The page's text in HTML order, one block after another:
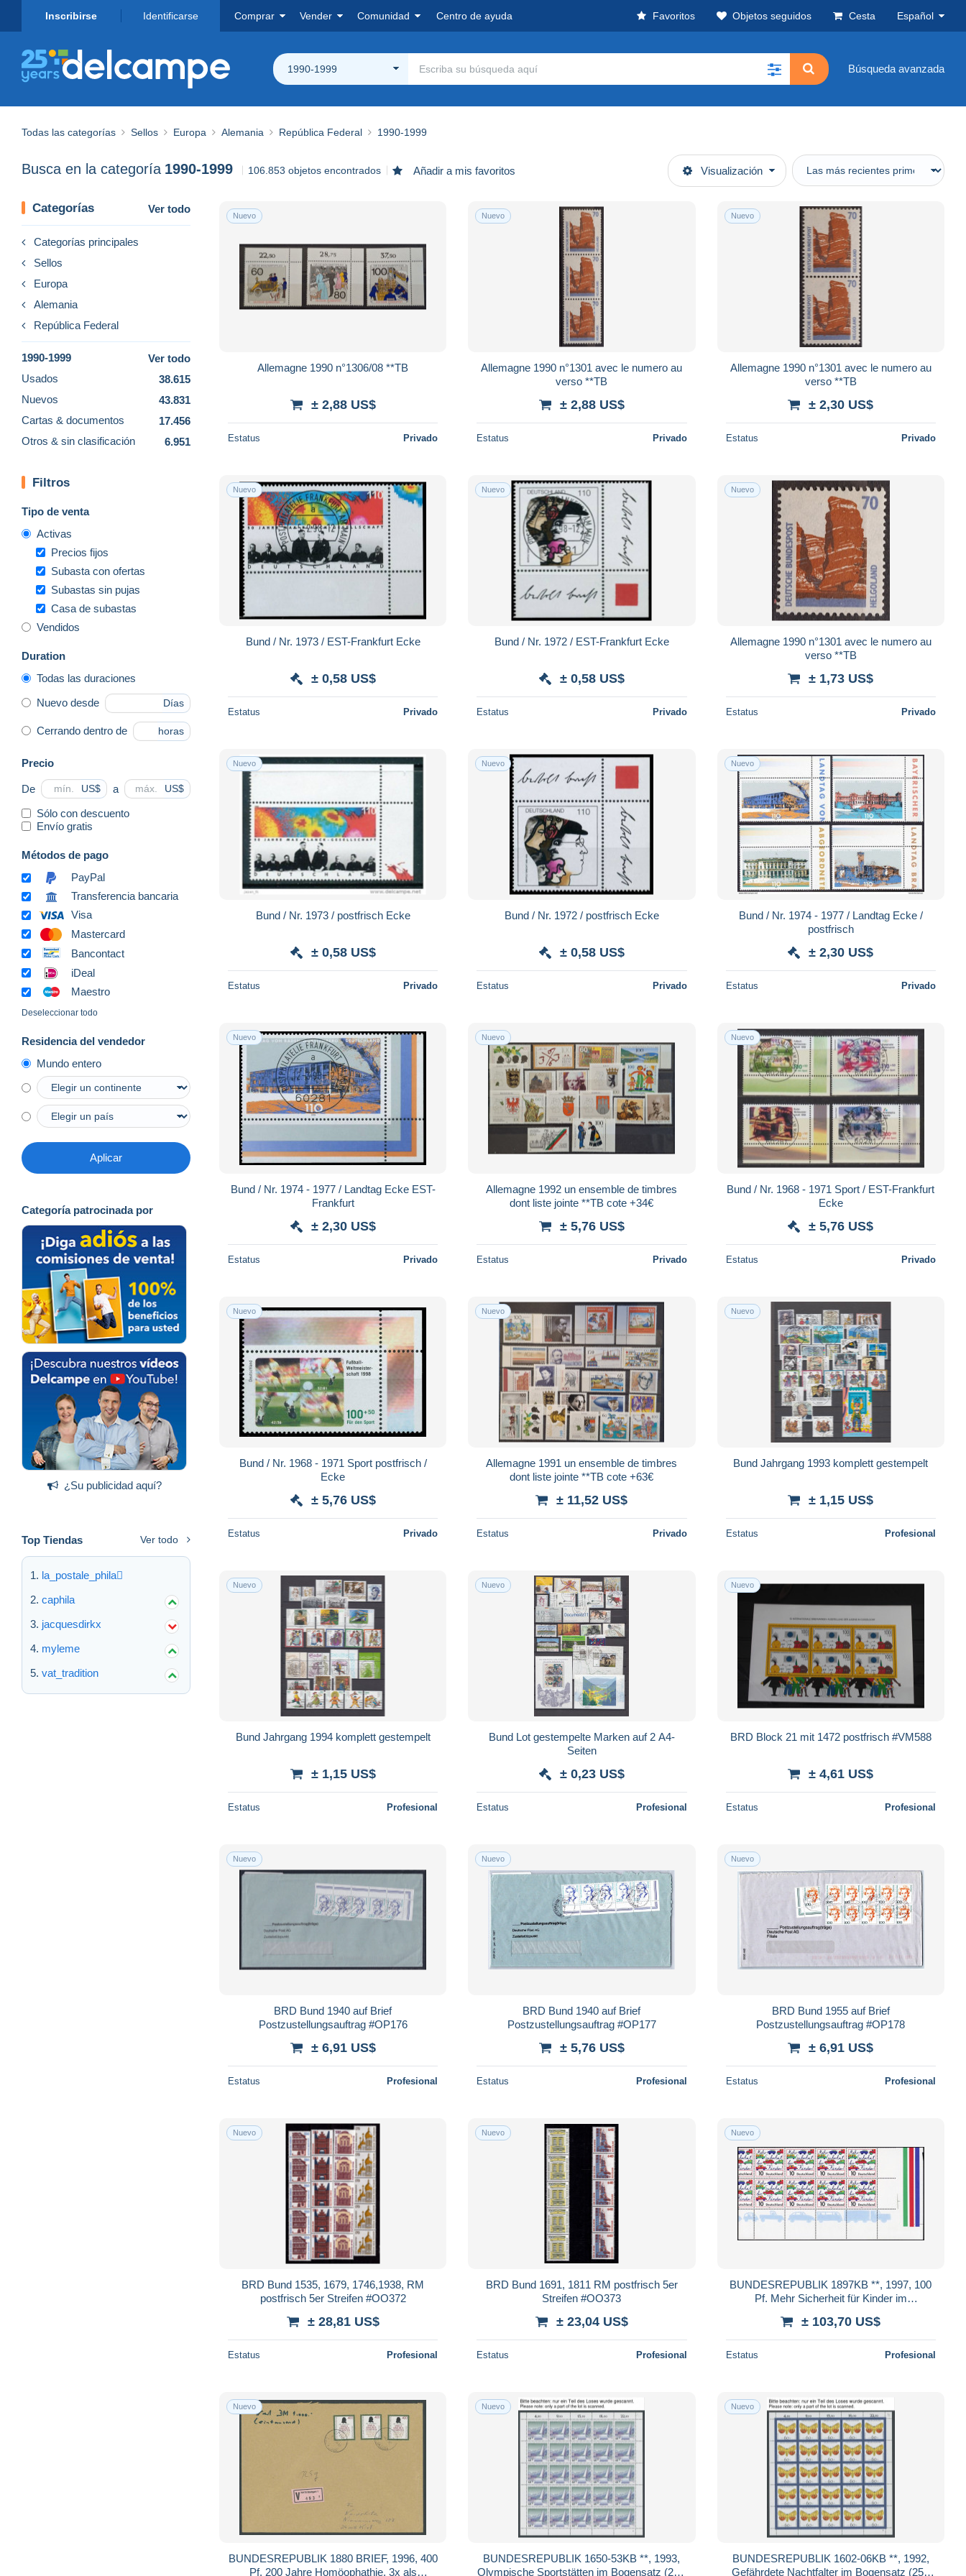
Inscribirse Identificarse Comprar Vender Comunidad Centro de ayuda Favoritos Objetos seguidos Cesta Español
1990-1999 Búsqueda avanzada
Todas las categorías Sellos Europa Alemania República Federal 1990-1999
Busca en la categoría 1990-1999 106.853 objetos encontrados Añadir a mis favoritos Visualización
Categorías Ver todo
Categorías principales
Sellos
Europa
Alemania
República Federal
1990-1999
Ver todo
Usados
38.615
Nuevos
43.831
Cartas & documentos
17.456
Otros & sin clasificación
6.951
Filtros
Tipo de venta
Activas
Precios fijos
Subasta con ofertas
Subastas sin pujas
Casa de subastas
Vendidos
Duration
Todas las duraciones
Nuevo desde Días
Cerrando dentro de horas
Precio
De US$ a US$
Sólo con descuento
Envío gratis
Métodos de pago
PayPal
Transferencia bancaria
Visa
Mastercard
Bancontact
iDeal
Maestro
Deseleccionar todo
Residencia del vendedor
Mundo entero
Aplicar
Categoría patrocinada por
¿Su publicidad aquí?
Top Tiendas Ver todo
la_postale_phila
caphila
jacquesdirkx
myleme
vat_tradition
Nuevo
Allemagne 1990 n°1306/08 **TB
± 2,88 US$
Estatus Privado
Nuevo
Allemagne 1990 n°1301 avec le numero au
verso **TB
± 2,88 US$
Estatus Privado
Nuevo
Allemagne 1990 n°1301 avec le numero au
verso **TB
± 2,30 US$
Estatus Privado
Nuevo
Bund / Nr. 1973 / EST-Frankfurt Ecke
± 0,58 US$
Estatus Privado
Nuevo
Bund / Nr. 1972 / EST-Frankfurt Ecke
± 0,58 US$
Estatus Privado
Nuevo
Allemagne 1990 n°1301 avec le numero au
verso **TB
± 1,73 US$
Estatus Privado
Nuevo
Bund / Nr. 1973 / postfrisch Ecke
± 0,58 US$
Estatus Privado
Nuevo
Bund / Nr. 1972 / postfrisch Ecke
± 0,58 US$
Estatus Privado
Nuevo
Bund / Nr. 1974 - 1977 / Landtag Ecke /
postfrisch
± 2,30 US$
Estatus Privado
Nuevo
Bund / Nr. 1974 - 1977 / Landtag Ecke EST-
Frankfurt
± 2,30 US$
Estatus Privado
Nuevo
Allemagne 1992 un ensemble de timbres
dont liste jointe **TB cote +34€
± 5,76 US$
Estatus Privado
Nuevo
Bund / Nr. 1968 - 1971 Sport / EST-Frankfurt
Ecke
± 5,76 US$
Estatus Privado
Nuevo
Bund / Nr. 1968 - 1971 Sport postfrisch /
Ecke
± 5,76 US$
Estatus Privado
Nuevo
Allemagne 1991 un ensemble de timbres
dont liste jointe **TB cote +63€
± 11,52 US$
Estatus Privado
Nuevo
Bund Jahrgang 1993 komplett gestempelt
± 1,15 US$
Estatus Profesional
Nuevo
Bund Jahrgang 1994 komplett gestempelt
± 1,15 US$
Estatus Profesional
Nuevo
Bund Lot gestempelte Marken auf 2 A4-
Seiten
± 0,23 US$
Estatus Profesional
Nuevo
BRD Block 21 mit 1472 postfrisch #VM588
± 4,61 US$
Estatus Profesional
Nuevo
BRD Bund 1940 auf Brief
Postzustellungsauftrag #OP176
± 6,91 US$
Estatus Profesional
Nuevo
BRD Bund 1940 auf Brief
Postzustellungsauftrag #OP177
± 5,76 US$
Estatus Profesional
Nuevo
BRD Bund 1955 auf Brief
Postzustellungsauftrag #OP178
± 6,91 US$
Estatus Profesional
Nuevo
BRD Bund 1535, 1679, 1746,1938, RM
postfrisch 5er Streifen #OO372
± 28,81 US$
Estatus Profesional
Nuevo
BRD Bund 1691, 1811 RM postfrisch 5er
Streifen #OO373
± 23,04 US$
Estatus Profesional
Nuevo
BUNDESREPUBLIK 1897KB **, 1997, 100
Pf. Mehr Sicherheit für Kinder im
Kleinbogen,
± 103,70 US$
Estatus Profesional
Nuevo
BUNDESREPUBLIK 1880 BRIEF, 1996, 400
Pf. 200 Jahre Homöophathie, 3x als
Nuevo
BUNDESREPUBLIK 1650-53KB **, 1993,
Olympische Sportstätten im Bogensatz (25),
Nuevo
BUNDESREPUBLIK 1602-06KB **, 1992,
Gefährdete Nachtfalter im Bogensatz (25),